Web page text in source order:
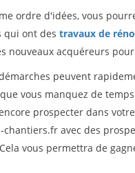
ordre d'idées, vous
qui ont des travaux de
nouveaux acquéreurs
peuvent
vous manquez de
prospecter dans
chantiers.fr avec des
vous permettra de